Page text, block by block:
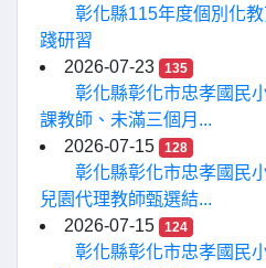
彰化縣115年度個別化
踐研習
2026-07-23
135
彰化縣彰化市忠孝國民
課教師、未滿三個月...
2026-07-15
128
彰化縣彰化市忠孝國民
兒園代理教師甄選結...
2026-07-15
124
彰化縣彰化市忠孝國民